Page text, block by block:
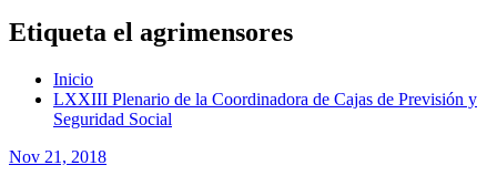
Etiqueta el agrimensores
Inicio
LXXIII Plenario de la Coordinadora de Cajas de Previsión y
Seguridad Social
Nov 21, 2018